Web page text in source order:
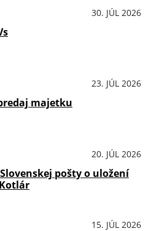
30. JÚL 2026
23. JÚL 2026
majetku
20. JÚL 2026
pošty o uložení
15. JÚL 2026